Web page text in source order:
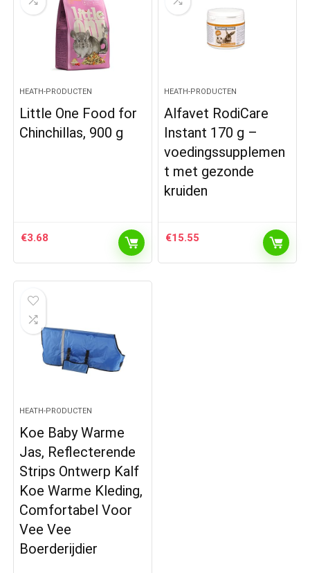
HEATH-PRODUCTEN
Little One Food for
Chinchillas, 900 g
€3.68
HEATH-PRODUCTEN
Alfavet RodiCare
Instant 170 g –
voedingssupplemen
t met gezonde
kruiden
€15.55
HEATH-PRODUCTEN
Koe Baby Warme
Jas, Reflecterende
Strips Ontwerp Kalf
Koe Warme Kleding,
Comfortabel Voor
Vee Vee
Boerderijdier